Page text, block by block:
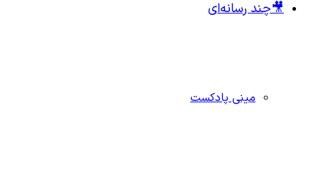
🎥چند رسانه‌ای
مینی پادکست